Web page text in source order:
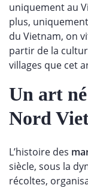
uniquement au
plus,
du Vietnam, on
partir de la
villages que cet
Un art
Nord
L’histoire des
siècle, sous la
récoltes,